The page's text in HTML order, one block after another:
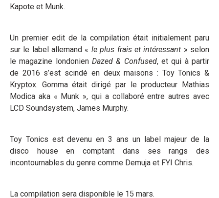
Kapote et Munk.
Un premier edit de la compilation était initialement paru
sur le label allemand « le plus frais et intéressant » selon
le magazine londonien Dazed & Confused, et qui à partir
de 2016 s’est scindé en deux maisons : Toy Tonics &
Kryptox. Gomma était dirigé par le producteur Mathias
Modica aka « Munk », qui a collaboré entre autres avec
LCD Soundsystem, James Murphy.
Toy Tonics est devenu en 3 ans un label majeur de la
disco house en comptant dans ses rangs des
incontournables du genre comme Demuja et FYI Chris.
La compilation sera disponible le 15 mars.